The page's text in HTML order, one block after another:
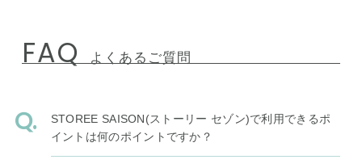
FAQ よくあるご質問
STOREE SAISON(ストーリー セゾン)で利用できるポ
イントは何のポイントですか？